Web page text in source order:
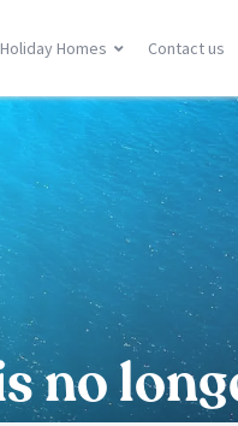
Holiday Homes
Islands
Gran
Tenerife
All
Contact us
no